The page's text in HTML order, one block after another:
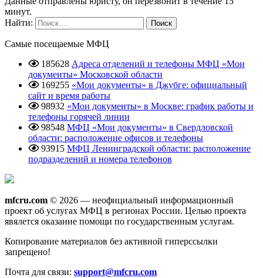
минут.
Найти:
Самые посещаемые МФЦ
185628 Адреса отделений и телефоны МФЦ «Мои
документы» Московской области
169255 «Мои документы» в Джубге: официальный
сайт и время работы
98932 «Мои документы» в Москве: график работы и
телефоны горячей линии
98548 МФЦ «Мои документы» в Свердловской
области: расположение офисов и телефоны
93915 МФЦ Ленинградской области: расположение
подразделений и номера телефонов
mfcru.com © 2026 — неофициальный информационный
проект об услугах МФЦ в регионах России. Целью проекта
явялется оказание помощи по государственным услугам.
Копирование материалов без активной гиперссылки
запрещено!
Почта для связи: support@mfcru.com